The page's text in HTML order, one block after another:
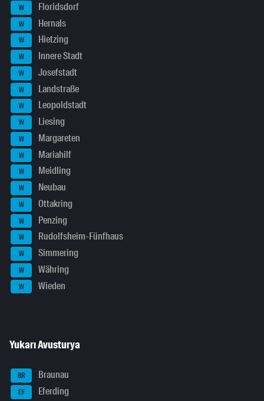
W Floridsdorf
W Hernals
W Hietzing
W Innere Stadt
W Josefstadt
W Landstraße
W Leopoldstadt
W Liesing
W Margareten
W Mariahilf
W Meidling
W Neubau
W Ottakring
W Penzing
W Rudolfsheim-Fünfhaus
W Simmering
W Währing
W Wieden
Yukarı Avusturya
BR Braunau
EF Eferding